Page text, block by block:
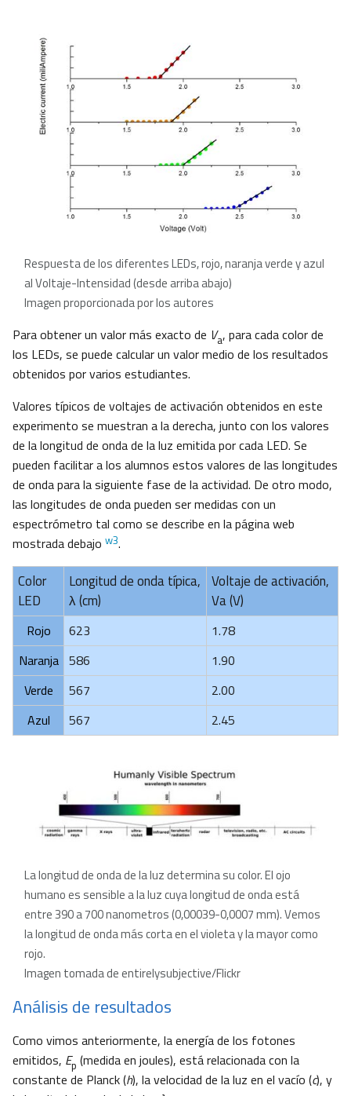
Respuesta de los diferentes LEDs, rojo, naranja verde y azul
al Voltaje-Intensidad (desde arriba abajo)
Imagen proporcionada por los autores
Para obtener un valor más exacto de Va, para cada color de
los LEDs, se puede calcular un valor medio de los resultados
obtenidos por varios estudiantes.
Valores típicos de voltajes de activación obtenidos en este
experimento se muestran a la derecha, junto con los valores
de la longitud de onda de la luz emitida por cada LED. Se
pueden facilitar a los alumnos estos valores de las longitudes
de onda para la siguiente fase de la actividad. De otro modo,
las longitudes de onda pueden ser medidas con un
espectrómetro tal como se describe en la página web
mostrada debajo w3.
Color
LED
Longitud de onda típica,
λ (cm)
Voltaje de activación,
Va (V)
Rojo 623
1.78
Naranja 586
1.90
Verde
567
2.00
Azul
567 2.45
La longitud de onda de la luz determina su color. El ojo
humano es sensible a la luz cuya longitud de onda está
entre 390 a 700 nanometros (0,00039-0,0007 mm). Vemos
la longitud de onda más corta en el violeta y la mayor como
rojo.
Imagen tomada de entirelysubjective/Flickr
Análisis de resultados
Como vimos anteriormente, la energía de los fotones
emitidos, Ep (medida en joules), está relacionada con la
constante de Planck (h), la velocidad de la luz en el vacío (c), y